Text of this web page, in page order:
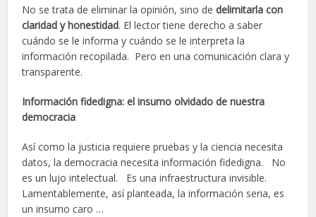
No se trata de eliminar la opinión, sino dedelimitarla con
claridad y honestidad. El lector tiene derecho a saber
cuándo se le informa y cuándo se le interpreta la
información recopilada. Pero en una comunicación clara y
transparente.
Información fidedigna: el insumo olvidado de nuestra
democracia
Así como la justicia requiere pruebas y la ciencia necesita
datos, la democracia necesita información fidedigna. No
es un lujo intelectual. Es una infraestructura invisible.
Lamentablemente, así planteada, la información seria, es
un insumo caro …